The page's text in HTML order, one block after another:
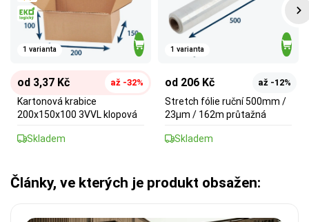
1 varianta
od 3,37 Kč až -32%
Kartonová krabice
200x150x100 3VVL klopová
Skladem
1 varianta
od 206 Kč až -12%
Stretch fólie ruční 500mm /
23µm / 162m průtažná
Skladem
Články, ve kterých je produkt obsažen: